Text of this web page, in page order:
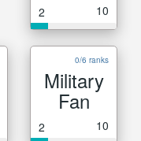
2 10
0/6 ranks
Military
Fan
2 10